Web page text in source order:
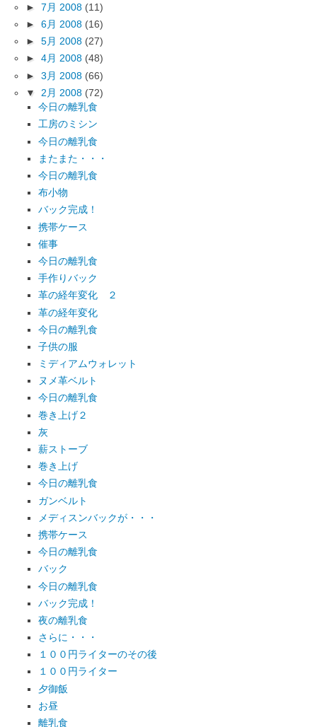
► 7月 2008 (11)
► 6月 2008 (16)
► 5月 2008 (27)
► 4月 2008 (48)
► 3月 2008 (66)
▼ 2月 2008 (72)
今日の離乳食
工房のミシン
今日の離乳食
またまた・・・
今日の離乳食
布小物
バック完成！
携帯ケース
催事
今日の離乳食
手作りバック
革の経年変化 ２
革の経年変化
今日の離乳食
子供の服
ミディアムウォレット
ヌメ革ベルト
今日の離乳食
巻き上げ２
灰
薪ストーブ
巻き上げ
今日の離乳食
ガンベルト
メディスンバックが・・・
携帯ケース
今日の離乳食
バック
今日の離乳食
バック完成！
夜の離乳食
さらに・・・
１００円ライターのその後
１００円ライター
夕御飯
お昼
離乳食